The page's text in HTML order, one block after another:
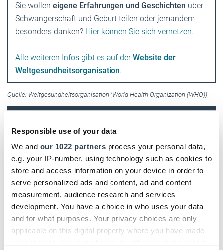
Responsible use of your data
We and our 1022 partners process your personal data,
e.g. your IP-number, using technology such as cookies to
store and access information on your device in order to
serve personalized ads and content, ad and content
measurement, audience research and services
development. You have a choice in who uses your data
and for what purposes. Your privacy choices are only
applicable on this digital property where you have made
Sie wollen eigene Erfahrungen und Geschichten über
Schwangerschaft und Geburt teilen oder jemandem
besonders danken? Hier können Sie sich vernetzen.
Alle weiteren Infos gibt es auf derWebsite der
Weltgesundheitsorganisation.
Quelle: Weltgesundheitsorganisation (World Health Organization (WHO))
Einfach hier klicken und für das digitale Deutsche
Handwerksblatt (DHB) registrieren!
Text:Verena S. Ulbrich/handwerksblatt.de